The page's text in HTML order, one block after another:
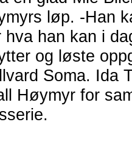
løp. -Han
hva han kan i
og løste
Soma. Ida
Høymyr for